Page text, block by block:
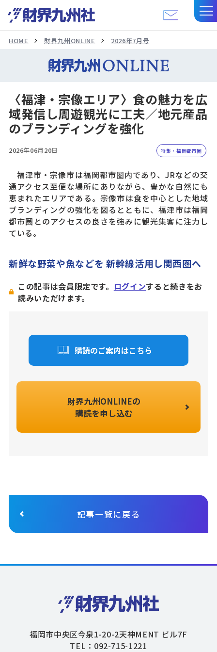
HOME 財界九州ONLINE 2026年7月号
〈福津・宗像エリア〉食の魅力を広
域発信し周遊観光に工夫／地元産品
のブランディングを強化
2026年06月20日 特集・福岡都市圏
福津市・宗像市は福岡都市圏内であり、JRなどの交
通アクセス至便な場所にありながら、豊かな自然にも
恵まれたエリアである。宗像市は食を中心とした地域
ブランディングの強化を図るとともに、福津市は福岡
都市圏とのアクセスの良さを強みに観光集客に注力し
ている。
新鮮な野菜や魚などを 新幹線活用し関西圏へ
この記事は会員限定です。 ログインすると続きをお
読みいただけます。
購読のご案内はこちら
財界九州ONLINEの
購読を申し込む
記事一覧に戻る
福岡市中央区今泉1-20-2天神MENT ビル7F
TEL：092-715-1221